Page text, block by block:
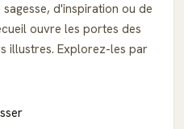
d'inspiration ou de
ouvre les portes des
illustres. Explorez-les par